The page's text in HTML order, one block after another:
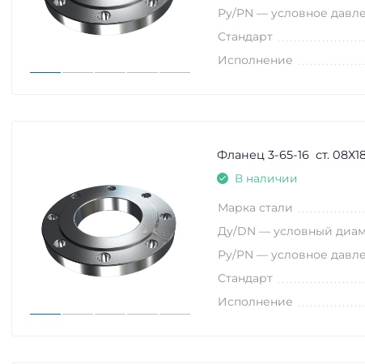
Ру/PN — условное
Стандарт
Исполнение
Фланец 3-65-16 ст.
В наличии
Марка стали
Ду/DN — условный
Ру/PN — условное
Стандарт
Исполнение